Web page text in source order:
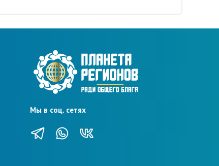
Мы в соц. сетях